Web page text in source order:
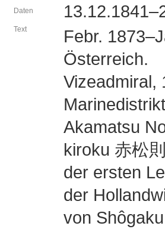
Daten
Text
Febr.
Österreich.
Vizeadmiral,
Akamatsu
kiroku 赤松
der ersten
der
von